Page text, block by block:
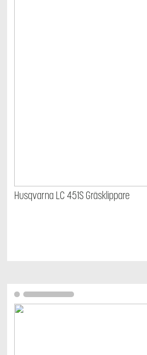
Husqvarna LC 451S Gräsklippare